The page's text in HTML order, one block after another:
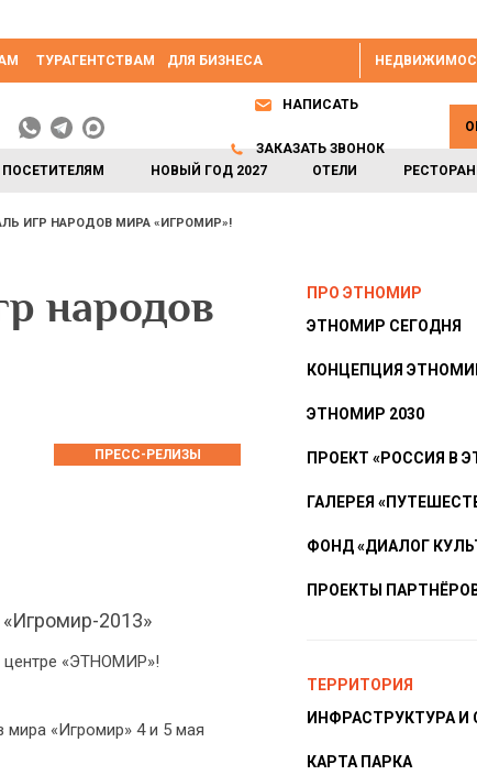
ТУРАГЕНТСТВАМ ДЛЯ БИЗНЕСА
ПОСЕТИТЕЛЯМ НОВЫЙ ГОД 2027 ОТЕЛИ
НАПИСАТЬ
ЗАКАЗАТЬ ЗВОНОК
ИГР НАРОДОВ МИРА «ИГРОМИР»!
народов
ПРЕСС-РЕЛИЗЫ
2013»
центре «ЭТНОМИР»!
мира «Игромир» 4 и 5 мая
ПРО ЭТНОМИР
ЭТНОМИР СЕГОДНЯ
КОНЦЕПЦИЯ
ЭТНОМИР 2030
ПРОЕКТ «РОССИЯ В
ГАЛЕРЕЯ
ФОНД «ДИАЛОГ
ПРОЕКТЫ
ТЕРРИТОРИЯ
ИНФРАСТРУКТУРА И
КАРТА ПАРКА